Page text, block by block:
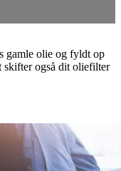
gamle olie og fyldt op
også dit oliefilter